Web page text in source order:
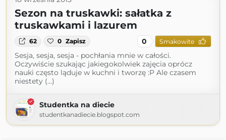
Sezon na truskawki: sałatka z
truskawkami i lazurem
62 0 Zapisz 0 Smakowite
Sesja, sesja, sesja - pochłania mnie w całości.
Oczywiście szukając jakiegokolwiek zajęcia oprócz
nauki często ląduje w kuchni i tworzę :P Ale czasem
niestety (...)
Studentka na diecie
studentkanadiecie.blogspot.com